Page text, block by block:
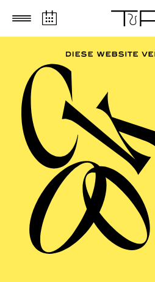
Zum Hauptinhalt springen
FILTER
PHILHARMONIE ESSEN
Friday
04.09.2026
20:00 - 23:00
Alfried Krupp Saal